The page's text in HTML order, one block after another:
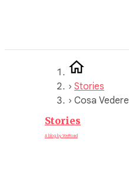
› Stories
› Cosa Vedere
Stories
A blog by WeRoad